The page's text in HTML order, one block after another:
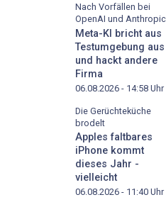
Nach Vorfällen bei
OpenAI und Anthropic
Meta-KI bricht aus
Testumgebung aus
und hackt andere
Firma
06.08.2026 - 14:58 Uhr
Die Gerüchteküche
brodelt
Apples faltbares
iPhone kommt
dieses Jahr -
vielleicht
06.08.2026 - 11:40 Uhr